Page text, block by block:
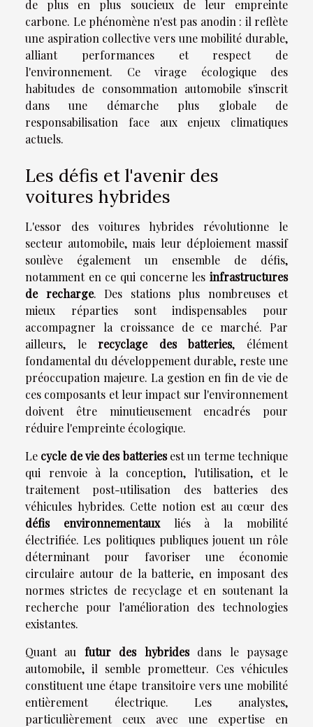
de plus en plus soucieux de leur empreinte
carbone. Le phénomène n'est pas anodin : il reflète
une aspiration collective vers une mobilité durable,
alliant performances et respect de
l'environnement. Ce virage écologique des
habitudes de consommation automobile s'inscrit
dans une démarche plus globale de
responsabilisation face aux enjeux climatiques
actuels.
Les défis et l'avenir des
voitures hybrides
L'essor des voitures hybrides révolutionne le
secteur automobile, mais leur déploiement massif
soulève également un ensemble de défis,
notamment en ce qui concerne les infrastructures
de recharge. Des stations plus nombreuses et
mieux réparties sont indispensables pour
accompagner la croissance de ce marché. Par
ailleurs, lerecyclage des batteries, élément
fondamental du développement durable, reste une
préoccupation majeure. La gestion en fin de vie de
ces composants et leur impact sur l'environnement
doivent être minutieusement encadrés pour
réduire l'empreinte écologique.
Le cycle de vie des batteriesest un terme technique
qui renvoie à la conception, l'utilisation, et le
traitement post-utilisation des batteries des
véhicules hybrides. Cette notion est au cœur des
défis environnementauxliés à la mobilité
électrifiée. Les politiques publiques jouent un rôle
déterminant pour favoriser une économie
circulaire autour de la batterie, en imposant des
normes strictes de recyclage et en soutenant la
recherche pour l'amélioration des technologies
existantes.
Quant au futur des hybridesdans le paysage
automobile, il semble prometteur. Ces véhicules
constituent une étape transitoire vers une mobilité
entièrement électrique. Les analystes,
particulièrement ceux avec une expertise en